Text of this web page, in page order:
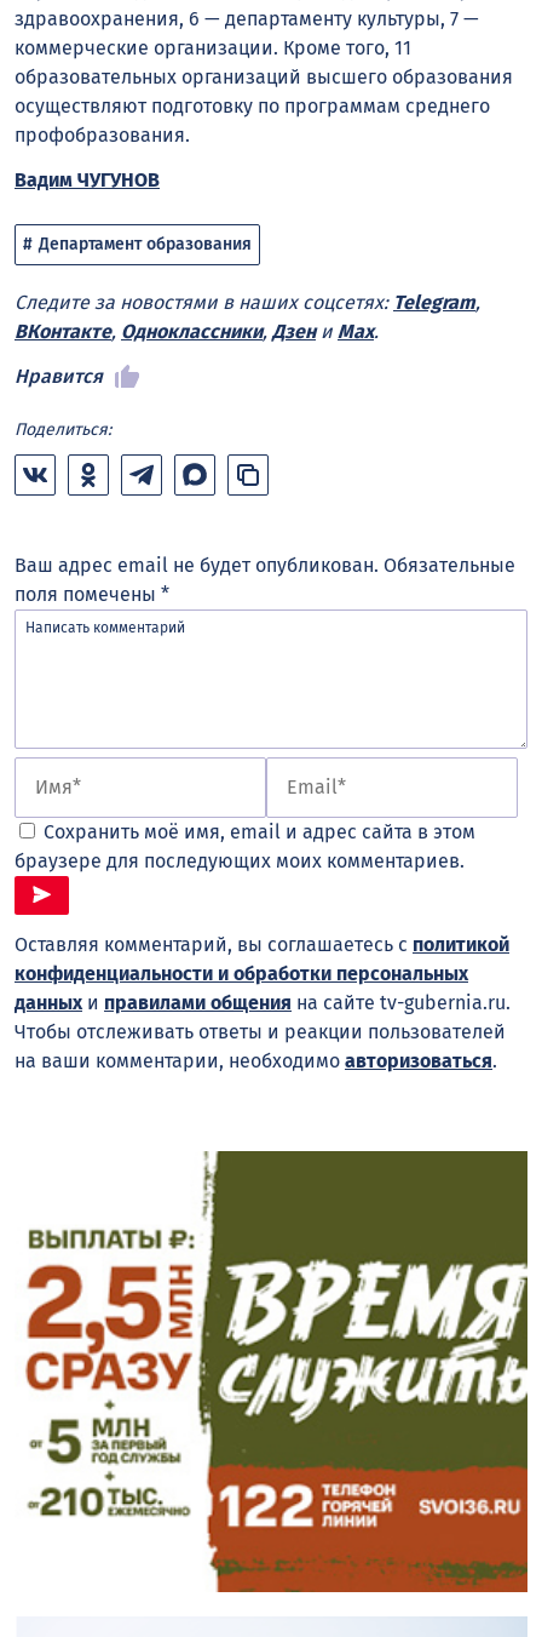
здравоохранения, 6 — департаменту культуры, 7 —
коммерческие организации. Кроме того, 11
образовательных организаций высшего образования
осуществляют подготовку по программам среднего
профобразования.
Вадим ЧУГУНОВ
Департамент образования
Следите за новостями в наших соцсетях: Telegram,
ВКонтакте, Одноклассники, Дзени Max.
Нравится
Поделиться:
Ваш адрес email не будет опубликован. Обязательные
поля помечены *
Сохранить моё имя, email и адрес сайта в этом
браузере для последующих моих комментариев.
Оставляя комментарий, вы соглашаетесь с политикой
конфиденциальности и обработки персональных
данных и правилами общения на сайте tv-gubernia.ru.
Чтобы отслеживать ответы и реакции пользователей
на ваши комментарии, необходимо авторизоваться.